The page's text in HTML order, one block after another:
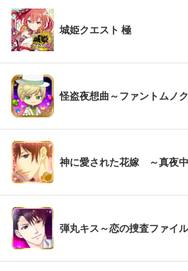
城姫クエスト 極
怪盗夜想曲～ファントムノ
神に愛された花嫁 ～真夜
弾丸キス～恋の捜査ファイ